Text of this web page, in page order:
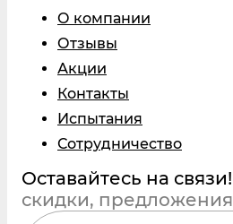
О компании
Отзывы
Акции
Контакты
Испытания
Сотрудничество
Оставайтесь на связи!
скидки, предложения